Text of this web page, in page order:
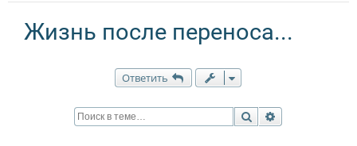
Жизнь после переноса...
Ответить
Поиск